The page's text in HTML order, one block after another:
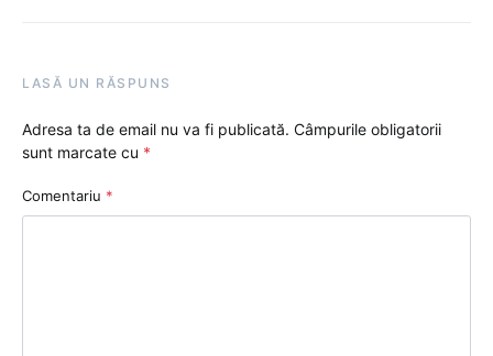
LASĂ UN RĂSPUNS
Adresa ta de email nu va fi publicată. Câmpurile obligatorii
sunt marcate cu *
Comentariu *